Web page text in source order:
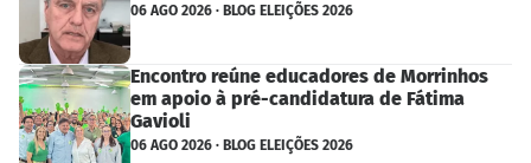
06 AGO 2026 · BLOG ELEIÇÕES 2026
Encontro reúne educadores de Morrinhos
em apoio à pré-candidatura de Fátima
Gavioli
06 AGO 2026 · BLOG ELEIÇÕES 2026